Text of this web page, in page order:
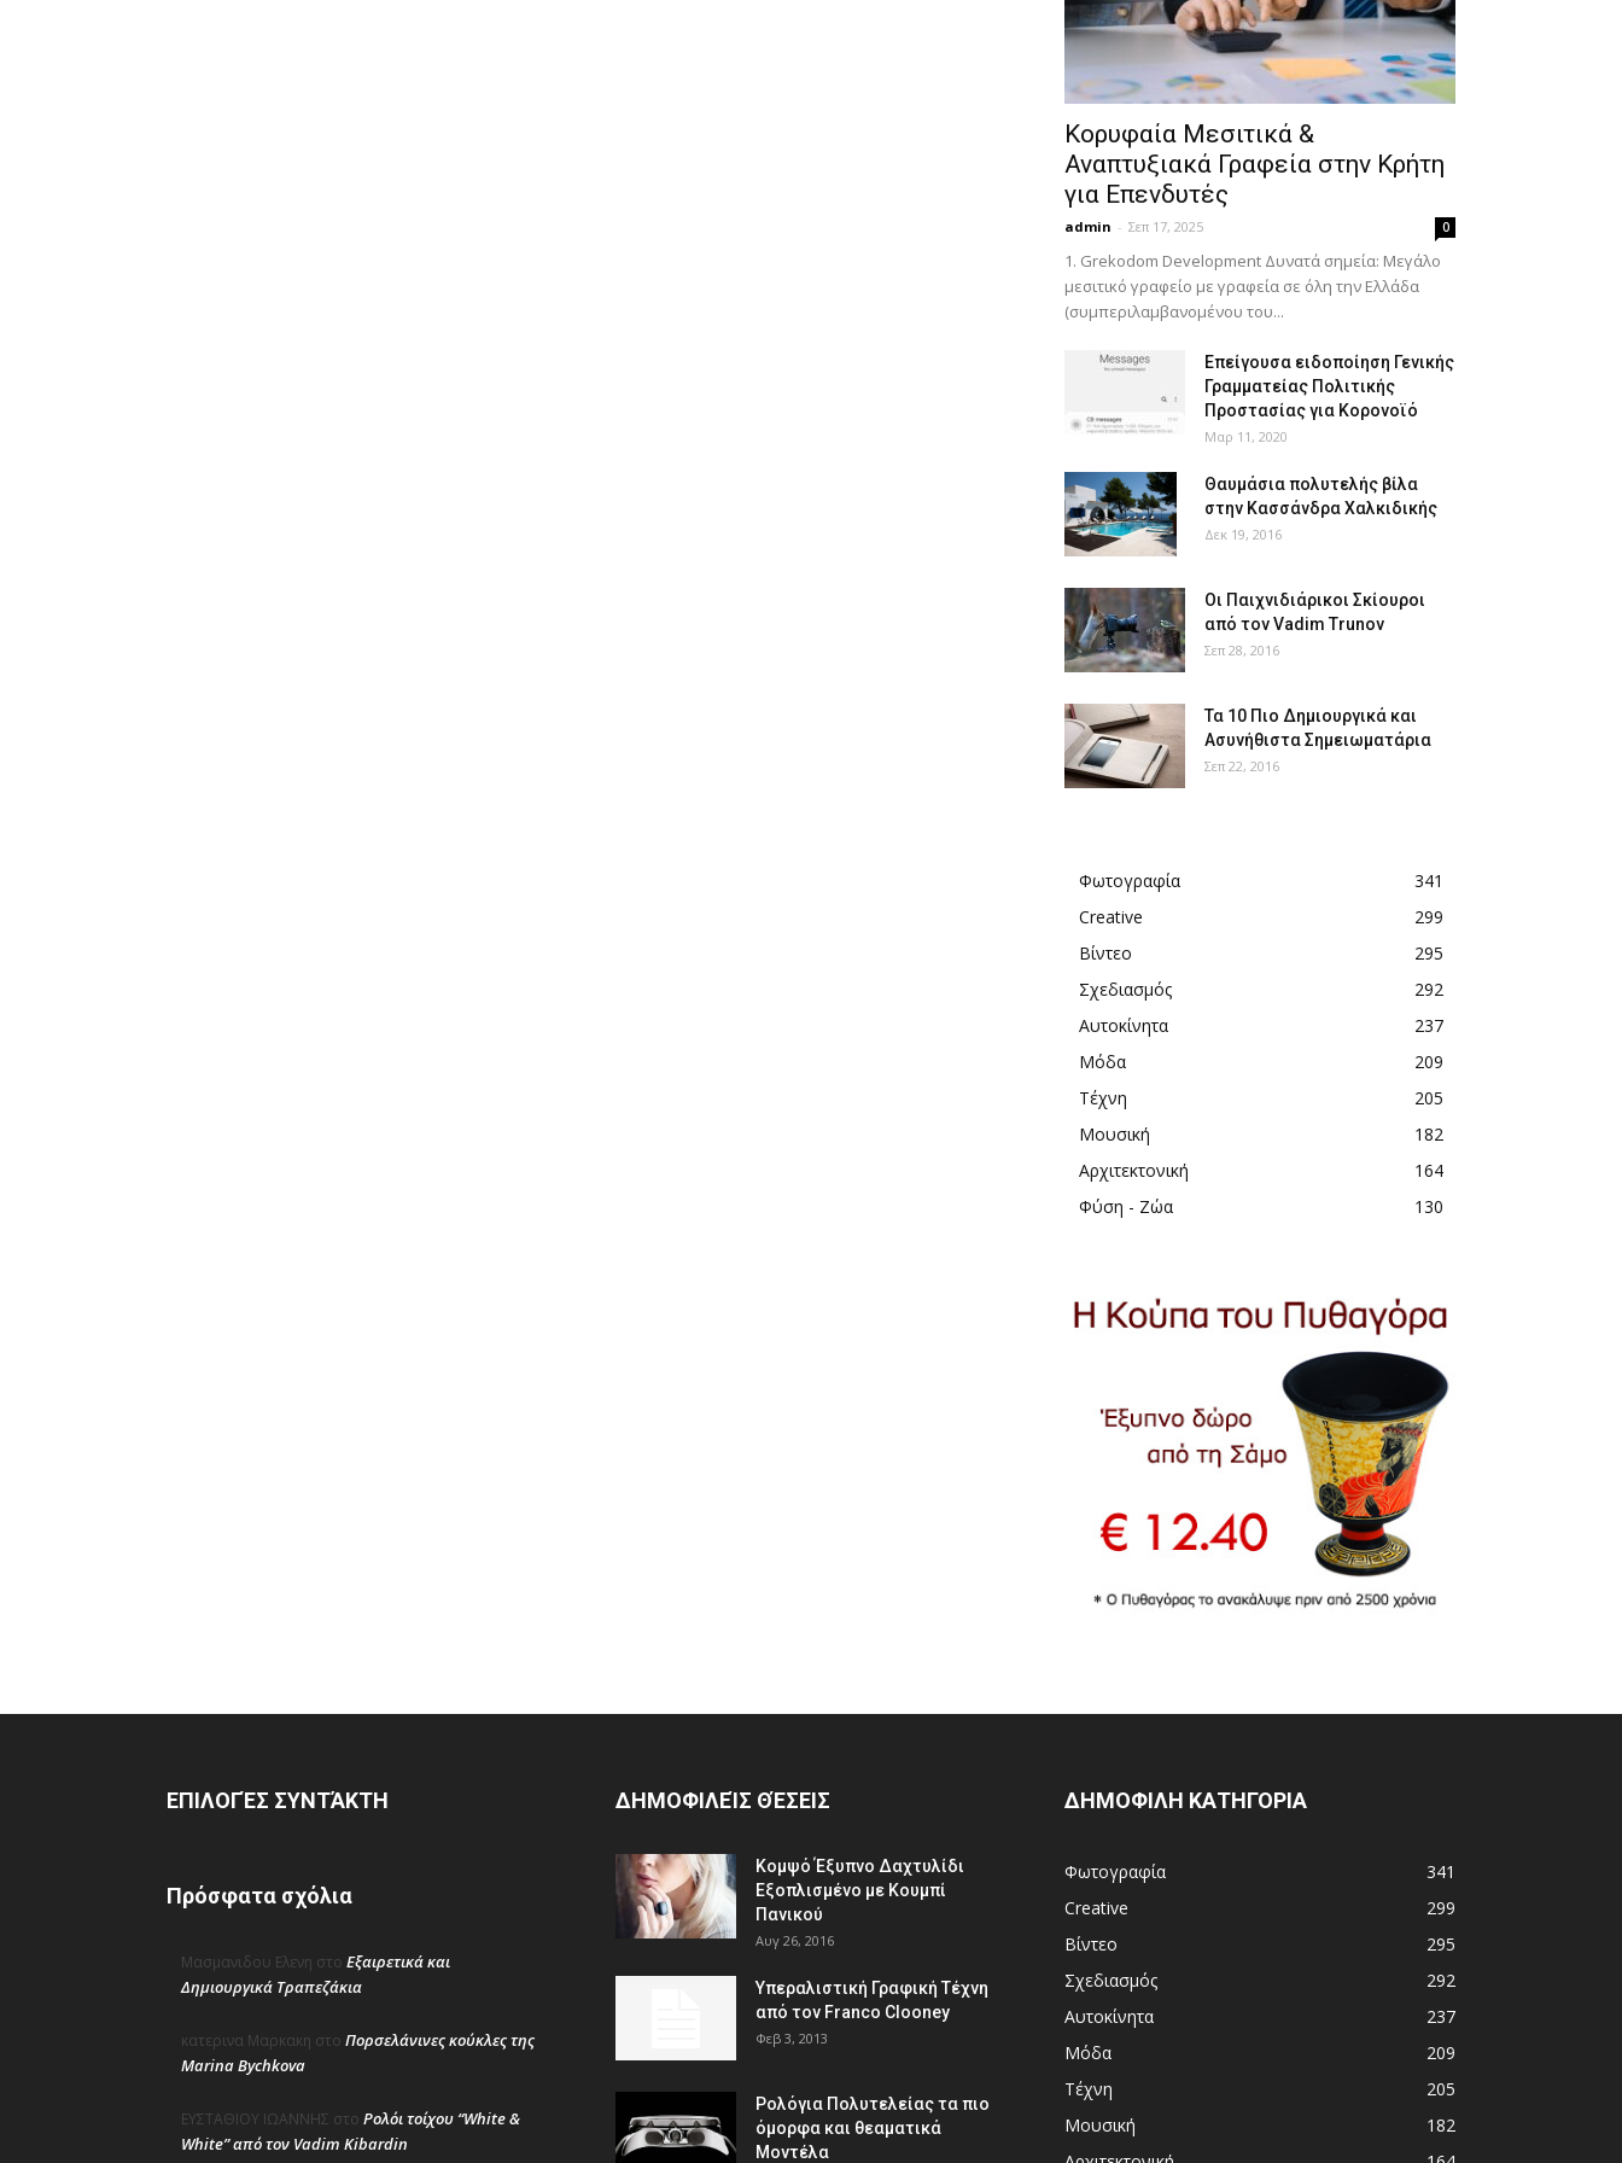
Κορυφαία Μεσιτικά &
Αναπτυξιακά Γραφεία στην Κρήτη
για Επενδυτές
admin - Σεπ 17, 2025 0
1. Grekodom Development Δυνατά σημεία: Μεγάλο
μεσιτικό γραφείο με γραφεία σε όλη την Ελλάδα
(συμπεριλαμβανομένου του...
Επείγουσα ειδοποίηση Γενικής
Γραμματείας Πολιτικής
Προστασίας για Κορονοϊό
Μαρ 11, 2020
Θαυμάσια πολυτελής βίλα
στην Κασσάνδρα Χαλκιδικής
Δεκ 19, 2016
Οι Παιχνιδιάρικοι Σκίουροι
από τον Vadim Trunov
Σεπ 28, 2016
Τα 10 Πιο Δημιουργικά και
Ασυνήθιστα Σημειωματάρια
Σεπ 22, 2016
Φωτογραφία
341
Creative
299
Βίντεο
295
Σχεδιασμός
292
Αυτοκίνητα
237
Μόδα
209
Τέχνη
205
Μουσική
182
Αρχιτεκτονική
164
Φύση - Ζώα
130
ΕΠΙΛΟΓΈΣ ΣΥΝΤΆΚΤΗ
Πρόσφατα σχόλια
Μασμανιδου Ελενη στο Εξαιρετικά και
Δημιουργικά Τραπεζάκια
κατερινα Μαρκακη στο Πορσελάνινες κούκλες της
Marina Bychkova
ΕΥΣΤΑΘΙΟΥ ΙΩΑΝΝΗΣ στο Ρολόι τοίχου “White &
White” από τον Vadim Kibardin
ΔΗΜΟΦΙΛΕΊΣ ΘΈΣΕΙΣ
Κομψό Έξυπνο Δαχτυλίδι
Εξοπλισμένο με Κουμπί
Πανικού
Αυγ 26, 2016
Υπεραλιστική Γραφική Τέχνη
από τον Franco Clooney
Φεβ 3, 2013
Ρολόγια Πολυτελείας τα πιο
όμορφα και θεαματικά
Μοντέλα
ΔΗΜΟΦΙΛΗ ΚΑΤΗΓΟΡΙΑ
Φωτογραφία
341
Creative
299
Βίντεο
295
Σχεδιασμός
292
Αυτοκίνητα
237
Μόδα
209
Τέχνη
205
Μουσική
182